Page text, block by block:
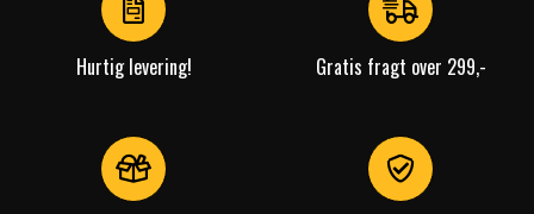
Hurtig levering! Gratis fragt over 299,-